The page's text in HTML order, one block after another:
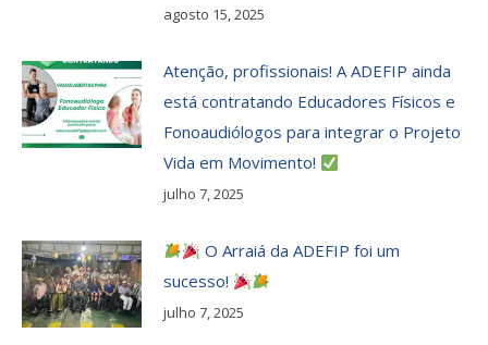
agosto 15, 2025
Atenção, profissionais! A ADEFIP ainda
está contratando Educadores Físicos e
Fonoaudiólogos para integrar o Projeto
Vida em Movimento!
julho 7, 2025
O Arraiá da ADEFIP foi um
sucesso!
julho 7, 2025